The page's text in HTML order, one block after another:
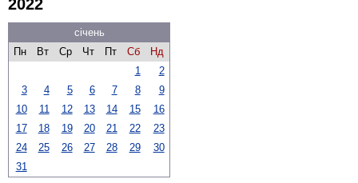
2022
січень
Пн
Вт Ср Чт Пт Сб
Нд
1
2
3
4 5 6 7 8
9
10
11 12 13 14 15
16
17
18 19 20 21 22
23
24
25 26 27 28 29
30
31